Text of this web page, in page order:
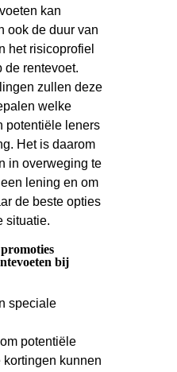
kan
ook de duur van
het risicoprofiel
de rentevoet.
zullen deze
welke
potentiële leners
Het is daarom
in overweging te
lening en om
de beste opties
situatie.
bij
speciale
potentiële
kortingen kunnen